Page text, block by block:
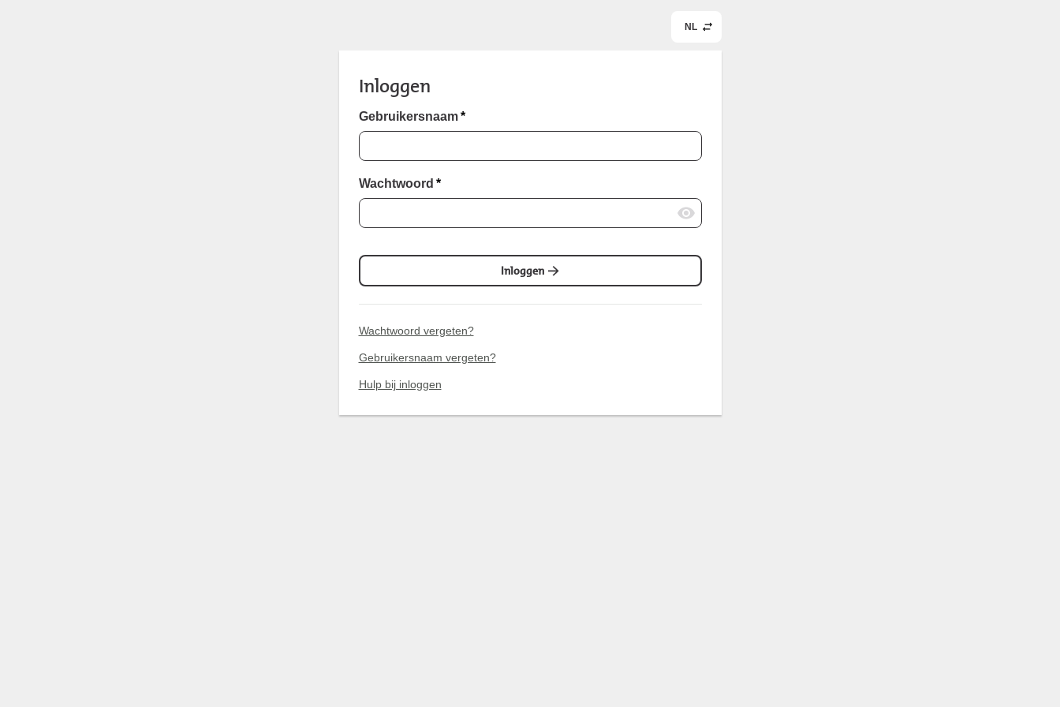
NL
Inloggen
Gebruikersnaam *
Wachtwoord *
Inloggen
Wachtwoord vergeten?
Gebruikersnaam vergeten?
Hulp bij inloggen